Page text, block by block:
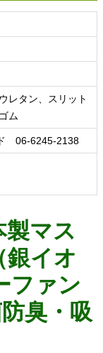
レタン、スリット
ム
06-6245-2138
マス
銀イオ
ファン
臭・吸